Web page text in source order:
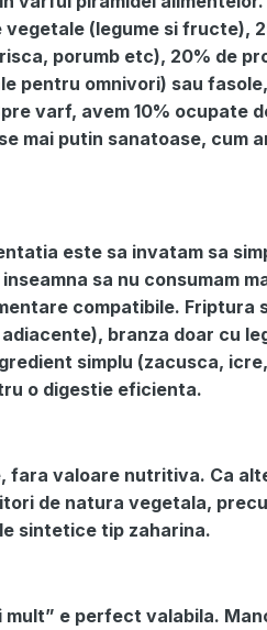
(legume si fructe),
porumb etc), 20% de
pentru omnivori) sau
varf, avem 10% ocupate
mai putin sanatoase, cum
este sa invatam sa
sa nu consumam
compatibile. Friptura
branza doar cu
simplu (zacusca,
o digestie eficienta.
fara valoare nutritiva. Ca
de natura vegetala,
sintetice tip zaharina.
mult” e perfect valabila.